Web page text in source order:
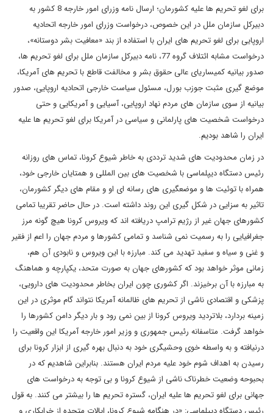
برای لغو تحریم ها علیه کشورمان؛ ارسال نامه وزرای امور خارجه 8 کشور به
دبیرکل سازمان ملل در این خصوص، درخواست وزرای امور خارجه اتحادیه
اروپایی برای لغو تحریم های ایران با استفاده از بند «معافیت بشر دوستانه»،
درخواست مشابه ائتلاف گروه 77، نامه دبیرکل سازمان ملل برای لغو تحریم ها،
صدور بیانیه کمیساریای عالی حقوق بشر و مخالفت قاطع با تحریم های آمریکا،
موضع گیری مثبت جوزب بورل، مسئول سیاست خارجی اتحادیه اروپایی، صدور
بیانیه از سوی سازمان های مردم نهاد اروپایی، آسیایی و آمریکایی و حتی
درخواست شخصیت های پارلمانی و سیاسی در آمریکا برای لغو تحریم ها علیه
ایران را شاهد بودیم.
در زمان محدودیت های شدید ترددی به خاطر شیوع کرونا، تماس های روزانه
رئیس دستگاه دیپلماسی با شخصیت های بین المللی و همتایان خارجی خود،
همراه با توئیت ها و موضعگیری های رسانه ای او و مقام های دیگر کشورمان،
تاثیر به سزایی در شکل گیری این روند داشته است. در حال حاضر تقریبا تمامی
کشورهای جهان غیر از رژیم ترامپ دریافته اند که ویروس کرونا هیچ گونه مرز
جغرافیایی را به رسمیت نمی شناسد و تمامی کشورها و مردم جهان را اعم از فقیر
و غنی و سیاه و سفید تهدید می کند. مبارزه با این ویروس و نابودی آن هم،
زمانی موثر خواهد بود که کشورهای جهان به صورت متحد، یکپارچه و هماهنگ
به مبارزه با آن برخیزند. اگر کشوری چون ایران بخاطر محدودیت های دارویی،
پزشکی و اقتصادی ناشی از تحریم های ظالمانه آمریکا نتواند گام موثری در این
زمینه بردارد، بلاتردید ویروس کرونا از بین نمی رود و بار دیگر دامن کشورها را
خواهد گرفت. متاسفانه رئیس جمهوری و وزیر امور خارجه آمریکا این واقعیت را
درنیافته و به واسطه خوی وحشیگری خود به دنبال بهره گیری از ابزار کرونا برای
رسیدن به اهداف شوم خود علیه مردم ایران هستند. بنابراین شاهدیم که در
بحبوحه وضعیت خطرناک ناشی از شیوع کرونا و بی توجه به درخواست های
جهانی برای لغو تحریم ها علیه ایران، گستره تحریم ها را بیشتر می کنند. به قول